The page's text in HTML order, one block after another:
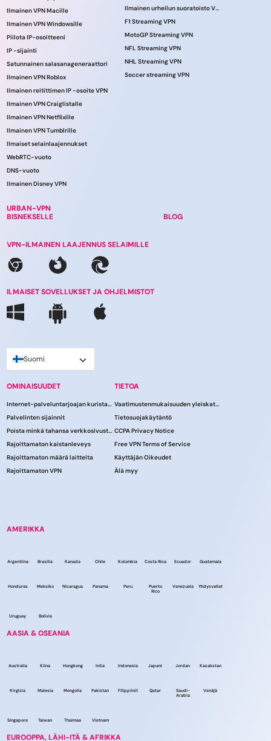
Ilmainen VPN Macille
Ilmainen VPN Windowsille
Piilota IP-osoitteeni
IP -sijainti
Satunnainen salasanageneraattori
Ilmainen VPN Roblox
Ilmainen reitittimen IP -osoite VPN
Ilmainen VPN Craiglistalle
Ilmainen VPN Netflixille
Ilmainen VPN Tumblrille
Ilmaiset selainlaajennukset
WebRTC-vuoto
DNS-vuoto
Ilmainen Disney VPN
URBAN-VPN
BISNEKSELLE
Ilmainen urheilun suoratoisto VPN
F1 Streaming VPN
MotoGP Streaming VPN
NFL Streaming VPN
NHL Streaming VPN
Soccer streaming VPN
BLOG
VPN-ILMAINEN LAAJENNUS SELAIMILLE
ILMAISET SOVELLUKSET JA OHJELMISTOT
Suomi
OMINAISUUDET
Internet-palveluntarjoajan kuristaminen
Palvelinten sijainnit
Poista minkä tahansa verkkosivuston esto
Rajoittamaton kaistanleveys
Rajoittamaton määrä laitteita
Rajoittamaton VPN
TIETOA
Vaatimustenmukaisuuden yleiskatsaus
Tietosuojakäytäntö
CCPA Privacy Notice
Free VPN Terms of Service
Käyttäjän Oikeudet
Älä myy
AMERIKKA
Argentiina Brasilia Kanada Chile Kolumbia Costa Rica Ecuador Guatemala
Honduras Meksiko Nicaragua Panama Peru
Puerto
Rico
Venezuela Yhdysvallat
Uruguay Bolivia
AASIA & OSEANIA
Australia Kiina Hongkong Intia Indonesia Japani Jordan Kazakstan
Kirgisia Malesia Mongolia Pakistan Filippiinit Qatar
Saudi-
Arabia
Venäjä
Singapore Taiwan Thaimaa Vietnam
EUROOPPA, LÄHI-ITÄ & AFRIKKA